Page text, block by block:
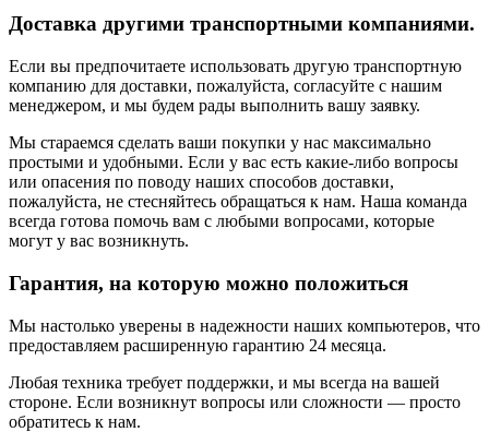
Доставка другими транспортными компаниями.
Если вы предпочитаете использовать другую транспортную
компанию для доставки, пожалуйста, согласуйте с нашим
менеджером, и мы будем рады выполнить вашу заявку.
Мы стараемся сделать ваши покупки у нас максимально
простыми и удобными. Если у вас есть какие-либо вопросы
или опасения по поводу наших способов доставки,
пожалуйста, не стесняйтесь обращаться к нам. Наша команда
всегда готова помочь вам с любыми вопросами, которые
могут у вас возникнуть.
Гарантия, на которую можно положиться
Мы настолько уверены в надежности наших компьютеров, что
предоставляем расширенную гарантию 24 месяца.
Любая техника требует поддержки, и мы всегда на вашей
стороне. Если возникнут вопросы или сложности — просто
обратитесь к нам.